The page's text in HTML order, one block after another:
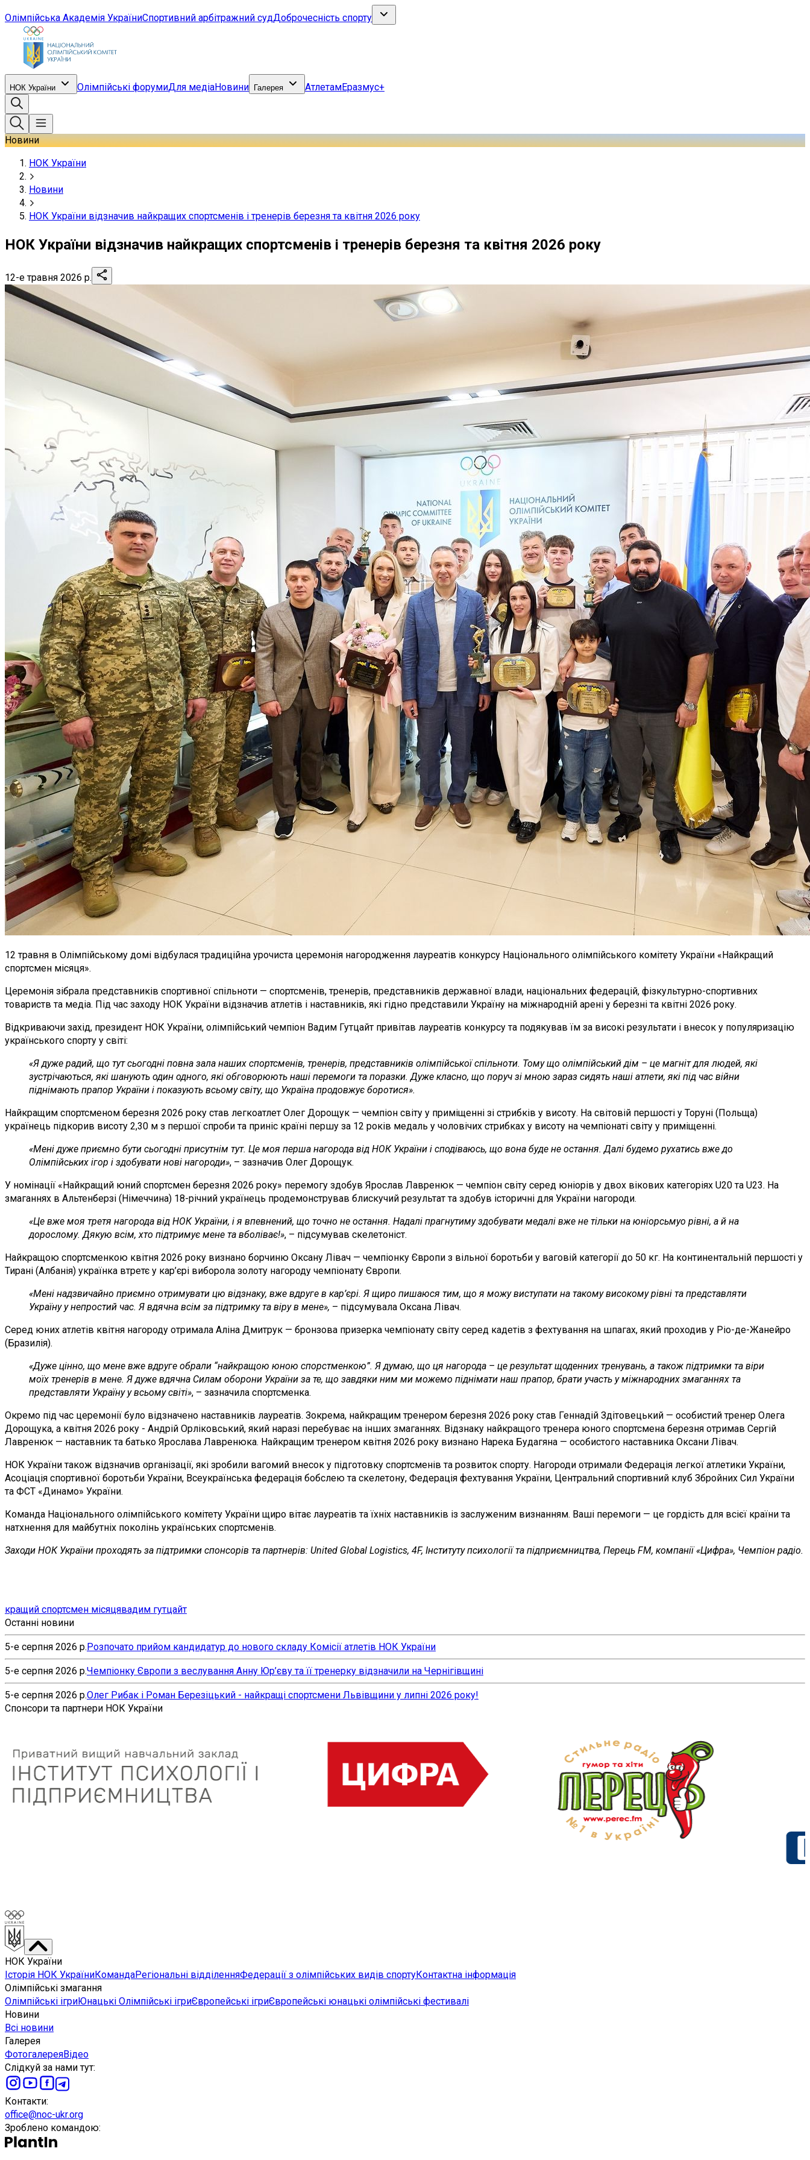
Олімпійська Академія УкраїниСпортивний арбітражний судДоброчесність спорту
НОК України Олімпійські форумиДля медіаНовини Галерея АтлетамЕразмус+
Новини
НОК України
Новини
НОК України відзначив найкращих спортсменів і тренерів березня та квітня 2026 року
НОК України відзначив найкращих спортсменів і тренерів березня та квітня 2026 року
12-е травня 2026 р.
12 травня в Олімпійському домі відбулася традиційна урочиста церемонія нагородження лауреатів конкурсу Національного олімпійського комітету України «Найкращий
спортсмен місяця».
Церемонія зібрала представників спортивної спільноти — спортсменів, тренерів, представників державної влади, національних федерацій, фізкультурно-спортивних
товариств та медіа. Під час заходу НОК України відзначив атлетів і наставників, які гідно представили Україну на міжнародній арені у березні та квітні 2026 року.
Відкриваючи захід, президент НОК України, олімпійський чемпіон Вадим Гутцайт привітав лауреатів конкурсу та подякував їм за високі результати і внесок у популяризацію
українського спорту у світі:
«Я дуже радий, що тут сьогодні повна зала наших спортсменів, тренерів, представників олімпійської спільноти. Тому що олімпійський дім – це магніт для людей, які
зустрічаються, які шанують один одного, які обговорюють наші перемоги та поразки. Дуже класно, що поруч зі мною зараз сидять наші атлети, які під час війни
піднімають прапор України і показують всьому світу, що Україна продовжує боротися».
Найкращим спортсменом березня 2026 року став легкоатлет Олег Дорощук — чемпіон світу у приміщенні зі стрибків у висоту. На світовій першості у Торуні (Польща)
українець підкорив висоту 2,30 м з першої спроби та приніс країні першу за 12 років медаль у чоловічих стрибках у висоту на чемпіонаті світу у приміщенні.
«Мені дуже приємно бути сьогодні присутнім тут. Це моя перша нагорода від НОК України і сподіваюсь, що вона буде не остання. Далі будемо рухатись вже до
Олімпійських ігор і здобувати нові нагороди», – зазначив Олег Дорощук.
У номінації «Найкращий юний спортсмен березня 2026 року» перемогу здобув Ярослав Лавренюк — чемпіон світу серед юніорів у двох вікових категоріях U20 та U23. На
змаганнях в Альтенберзі (Німеччина) 18-річний українець продемонстрував блискучий результат та здобув історичні для України нагороди.
«Це вже моя третя нагорода від НОК України, і я впевнений, що точно не остання. Надалі прагнутиму здобувати медалі вже не тільки на юніорсьмуо рівні, а й на
дорослому. Дякую всім, хто підтримує мене та вболіває!», – підсумував скелетоніст.
Найкращою спортсменкою квітня 2026 року визнано борчиню Оксану Лівач — чемпіонку Європи з вільної боротьби у ваговій категорії до 50 кг. На континентальній першості у
Тирані (Албанія) українка втретє у кар’єрі виборола золоту нагороду чемпіонату Європи.
«Мені надзвичайно приємно отримувати цю відзнаку, вже вдруге в кар’єрі. Я щиро пишаюся тим, що я можу виступати на такому високому рівні та представляти
Україну у непростий час. Я вдячна всім за підтримку та віру в мене», – підсумувала Оксана Лівач.
Серед юних атлетів квітня нагороду отримала Аліна Дмитрук — бронзова призерка чемпіонату світу серед кадетів з фехтування на шпагах, який проходив у Ріо-де-Жанейро
(Бразилія).
«Дуже цінно, що мене вже вдруге обрали “найкращою юною спорстменкою”. Я думаю, що ця нагорода – це результат щоденних тренувань, а також підтримки та віри
моїх тренерів в мене. Я дуже вдячна Силам оборони України за те, що завдяки ним ми можемо піднімати наш прапор, брати участь у міжнародних змаганнях та
представляти Україну у всьому світі», – зазначила спортсменка.
Окремо під час церемонії було відзначено наставників лауреатів. Зокрема, найкращим тренером березня 2026 року став Геннадій Здітовецький — особистий тренер Олега
Дорощука, а квітня 2026 року - Андрій Орліковський, який наразі перебуває на інших змаганнях. Відзнаку найкращого тренера юного спортсмена березня отримав Сергій
Лавренюк — наставник та батько Ярослава Лавренюка. Найкращим тренером квітня 2026 року визнано Нарека Будагяна — особистого наставника Оксани Лівач.
НОК України також відзначив організації, які зробили вагомий внесок у підготовку спортсменів та розвиток спорту. Нагороди отримали Федерація легкої атлетики України,
Асоціація спортивної боротьби України, Всеукраїнська федерація бобслею та скелетону, Федерація фехтування України, Центральний спортивний клуб Збройних Сил України
та ФСТ «Динамо» України.
Команда Національного олімпійського комітету України щиро вітає лауреатів та їхніх наставників із заслуженим визнанням. Ваші перемоги — це гордість для всієї країни та
натхнення для майбутніх поколінь українських спортсменів.
Заходи НОК України проходять за підтримки спонсорів та партнерів: United Global Logistics, 4F, Інституту психології та підприємництва, Перець FM, компанії «Цифра», Чемпіон радіо.
кращий спортсмен місяцявадим гутцайт
Останні новини
5-е серпня 2026 р.Розпочато прийом кандидатур до нового складу Комісії атлетів НОК України
5-е серпня 2026 р.Чемпіонку Європи з веслування Анну Юр’єву та її тренерку відзначили на Чернігівщині
5-е серпня 2026 р.Олег Рибак і Роман Березіцький - найкращі спортсмени Львівщини у липні 2026 року!
Спонсори та партнери НОК України
НОК України
Історія НОК УкраїниКомандаРегіональні відділенняФедерації з олімпійських видів спортуКонтактна інформація
Олімпійські змагання
Олімпійські ігриЮнацькі Олімпійські ігриЄвропейські ігриЄвропейські юнацькі олімпійські фестивалі
Новини
Всі новини
Галерея
ФотогалереяВідео
Слідкуй за нами тут:
Контакти:
office@noc-ukr.org
Зроблено командою: